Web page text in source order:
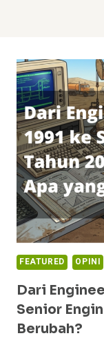
FEATURED OPINI
Dari
Senior
Berubah?